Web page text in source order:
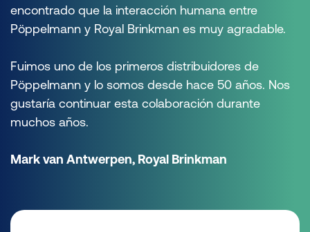
encontrado que la interacción humana entre
Pöppelmann y Royal Brinkman es muy agradable.
Fuimos uno de los primeros distribuidores de
Pöppelmann y lo somos desde hace 50 años. Nos
gustaría continuar esta colaboración durante
muchos años.
Mark van Antwerpen, Royal Brinkman